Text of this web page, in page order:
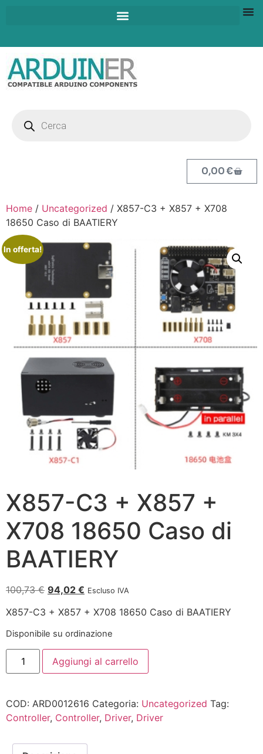
0,00€
Home / Uncategorized / X857-C3 + X857 + X708
18650 Caso di BAATIERY
In offerta!
X857-C3 + X857 +
X708 18650 Caso di
BAATIERY
100,73€ 94,02 € Escluso IVA
X857-C3 + X857 + X708 18650 Caso di BAATIERY
Disponibile su ordinazione
Aggiungi al carrello
COD: ARD0012616 Categoria: Uncategorized Tag:
Controller, Controller, Driver, Driver